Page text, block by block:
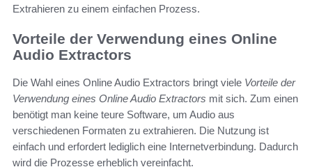
Extrahieren zu einem einfachen Prozess.
Vorteile der Verwendung eines Online
Audio Extractors
Die Wahl eines Online Audio Extractors bringt viele Vorteile der
Verwendung eines Online Audio Extractors mit sich. Zum einen
benötigt man keine teure Software, um Audio aus
verschiedenen Formaten zu extrahieren. Die Nutzung ist
einfach und erfordert lediglich eine Internetverbindung. Dadurch
wird die Prozesse erheblich vereinfacht.